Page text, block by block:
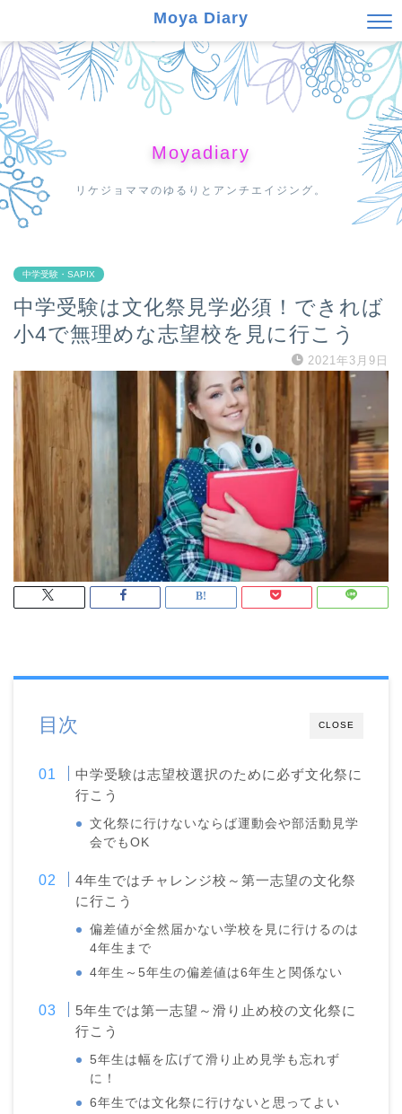
Moya Diary
Moyadiary
リケジョママのゆるりとアンチエイジング。
中学受験・SAPIX
中学受験は文化祭見学必須！できれば
小4で無理めな志望校を見に行こう
2021年3月9日
CLOSE
目次
中学受験は志望校選択のために必ず文化祭に
行こう
文化祭に行けないならば運動会や部活動見学
会でもOK
4年生ではチャレンジ校～第一志望の文化祭
に行こう
偏差値が全然届かない学校を見に行けるのは
4年生まで
4年生～5年生の偏差値は6年生と関係ない
5年生では第一志望～滑り止め校の文化祭に
行こう
5年生は幅を広げて滑り止め見学も忘れず
に！
6年生では文化祭に行けないと思ってよい